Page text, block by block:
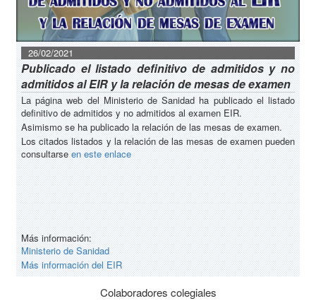
26/02/2021
Publicado el listado definitivo de admitidos y no
admitidos al EIR y la relación de mesas de examen
La página web del Ministerio de Sanidad ha publicado el listado
definitivo de admitidos y no admitidos al examen EIR.
Asimismo se ha publicado la relación de las mesas de examen.
Los citados listados y la relación de las mesas de examen pueden
consultarse en este enlace
Más información:
Ministerio de Sanidad
Más información del EIR
Colaboradores colegiales